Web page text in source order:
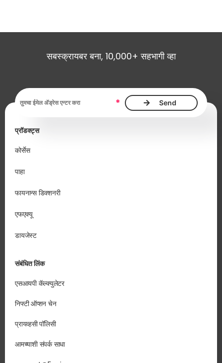
सबस्क्रायबर बना, 10,000+ सहभागी व्हा
ईमेल ॲड्रेस, आवश्यक *
प्रॉडक्ट्स
कोर्सेस
पाहा
फायनान्स डिक्शनरी
एफएक्यू
डायजेस्ट
संबंधित लिंक
एसआयपी कॅल्क्युलेटर
निफ्टी ऑप्शन चेन
प्रायव्हसी पॉलिसी
आमच्याशी संपर्क साधा